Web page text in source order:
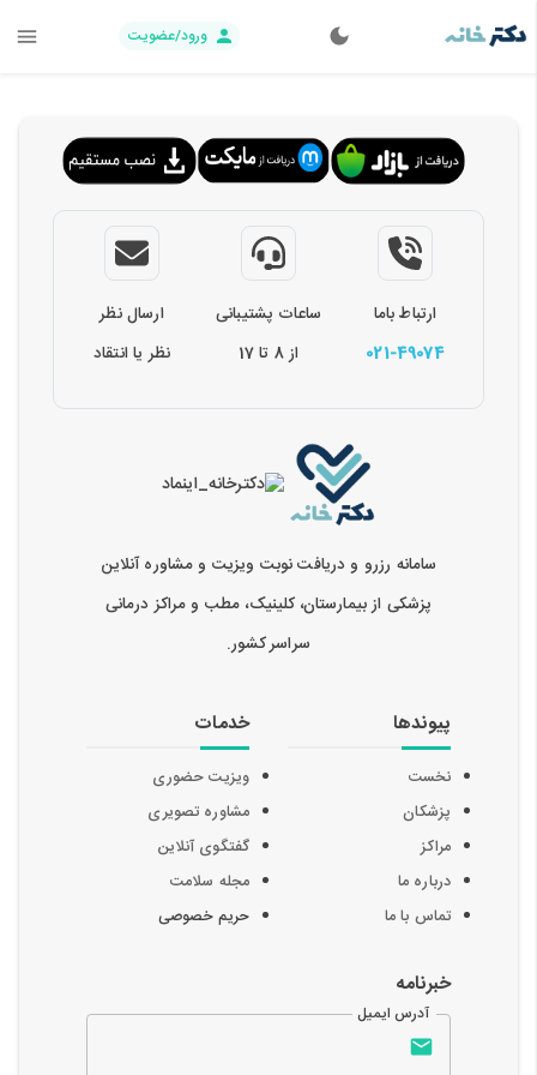
ورود/عضویت
ارتباط باما
021-49074
ساعات پشتیبانی
از 8 تا 17
ارسال نظر
نظر یا انتقاد
سامانه رزرو و دریافت نوبت ویزیت و مشاوره آنلاین
پزشکی از بیمارستان، کلینیک، مطب و مراکز درمانی
سراسر کشور.
پیوندها
نخست
پزشکان
مراکز
درباره ما
تماس با ما
خدمات
ویزیت حضوری
مشاوره تصویری
گفتگوی آنلاین
مجله سلامت
حریم خصوصی
خبرنامه
آدرس ایمیل